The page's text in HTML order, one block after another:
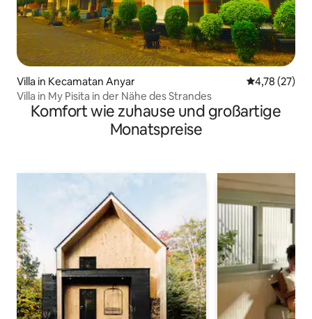
Villa in Kecamatan Anyar
4,78 (27)
Villa in My Pisita in der Nähe des Strandes
Komfort wie zuhause und großartige
Monatspreise